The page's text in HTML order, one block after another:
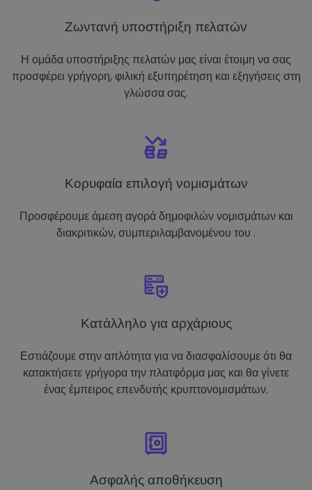
Ζωντανή υποστήριξη πελατών
Η ομάδα υποστήριξης πελατών μας είναι έτοιμη να σας
προσφέρει γρήγορη, φιλική εξυπηρέτηση και εξηγήσεις στη
γλώσσα σας.
Κορυφαία επιλογή νομισμάτων
Προσφέρουμε άμεση αγορά δημοφιλών νομισμάτων και
διακριτικών, συμπεριλαμβανομένου του .
Κατάλληλο για αρχάριους
Εστιάζουμε στην απλότητα για να διασφαλίσουμε ότι θα
κατακτήσετε γρήγορα την πλατφόρμα μας και θα γίνετε
ένας έμπειρος επενδυτής κρυπτονομισμάτων.
Ασφαλής αποθήκευση